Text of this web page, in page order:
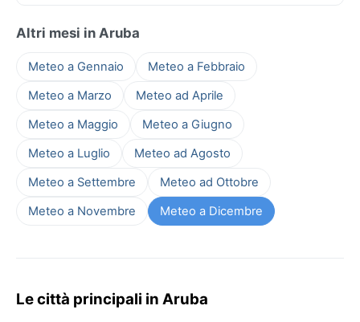
Altri mesi in Aruba
Meteo a Gennaio
Meteo a Febbraio
Meteo a Marzo
Meteo ad Aprile
Meteo a Maggio
Meteo a Giugno
Meteo a Luglio
Meteo ad Agosto
Meteo a Settembre
Meteo ad Ottobre
Meteo a Novembre
Meteo a Dicembre
Le città principali in Aruba